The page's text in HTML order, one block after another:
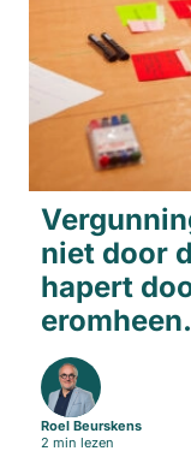
niet door
hapert
eromheen.
Roel Beurskens
2 min lezen